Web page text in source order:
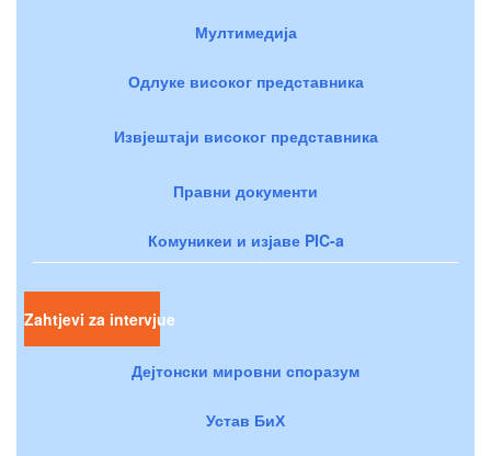
Мултимедија
Одлуке високог представника
Извјештаји високог представника
Правни документи
Комуникеи и изјаве PIC-a
Zahtjevi za intervjue
Дејтонски мировни споразум
Устав БиХ